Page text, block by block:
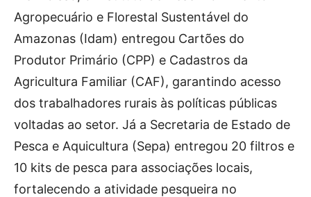
Agropecuário e Florestal Sustentável do
Amazonas (Idam) entregou Cartões do
Produtor Primário (CPP) e Cadastros da
Agricultura Familiar (CAF), garantindo acesso
dos trabalhadores rurais às políticas públicas
voltadas ao setor. Já a Secretaria de Estado de
Pesca e Aquicultura (Sepa) entregou 20 filtros e
10 kits de pesca para associações locais,
fortalecendo a atividade pesqueira no